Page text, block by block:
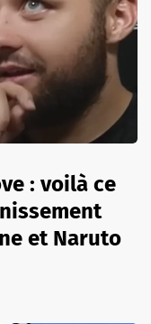
: voilà ce
et Naruto